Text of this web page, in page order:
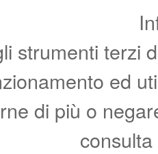
strumenti terzi
ed
di più o